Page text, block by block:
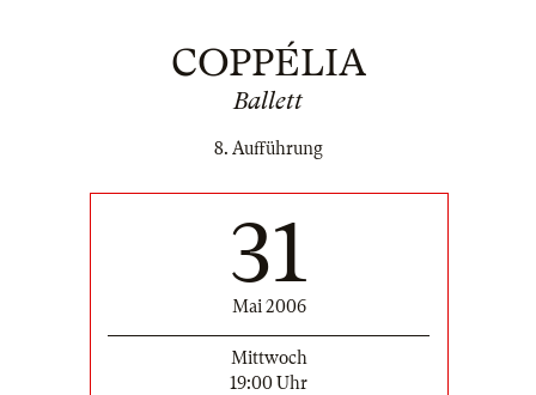
COPPÉLIA
Ballett
8. Aufführung
31
Mai 2006
Mittwoch
19:00 Uhr